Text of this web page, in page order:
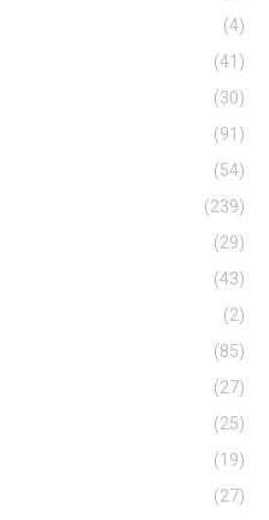
(4)
(41)
(30)
(91)
(54)
(239)
(29)
(43)
(2)
(85)
(27)
(25)
(19)
(27)